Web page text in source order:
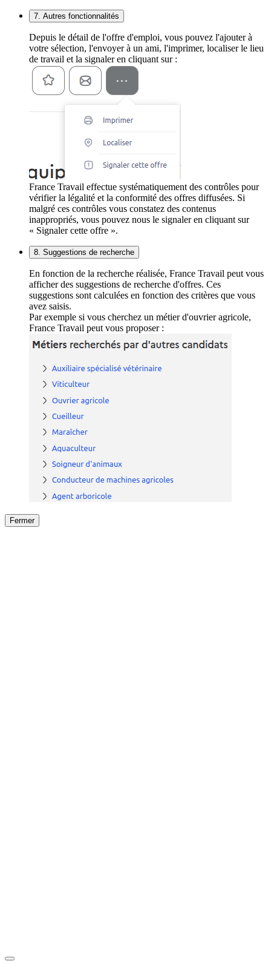
7. Autres fonctionnalités
Depuis le détail de l'offre d'emploi, vous pouvez l'ajouter à
votre sélection, l'envoyer à un ami, l'imprimer, localiser le lieu
de travail et la signaler en cliquant sur :
France Travail effectue systématiquement des contrôles pour
vérifier la légalité et la conformité des offres diffusées. Si
malgré ces contrôles vous constatez des contenus
inappropriés, vous pouvez nous le signaler en cliquant sur
« Signaler cette offre ».
8. Suggestions de recherche
En fonction de la recherche réalisée, France Travail peut vous
afficher des suggestions de recherche d'offres. Ces
suggestions sont calculées en fonction des critères que vous
avez saisis.
Par exemple si vous cherchez un métier d'ouvrier agricole,
France Travail peut vous proposer :
Fermer